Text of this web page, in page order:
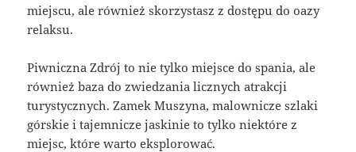
miejscu, ale również skorzystasz z dostępu do oazy
relaksu.
Piwniczna Zdrój to nie tylko miejsce do spania, ale
również baza do zwiedzania licznych atrakcji
turystycznych. Zamek Muszyna, malownicze szlaki
górskie i tajemnicze jaskinie to tylko niektóre z
miejsc, które warto eksplorować.